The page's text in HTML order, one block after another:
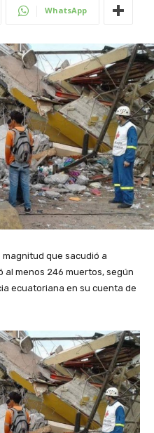
WhatsApp
que sacudió a
al menos 246 muertos, según
ecuatoriana en su cuenta de